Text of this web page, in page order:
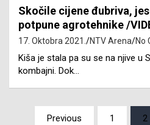
Skočile cijene đubriva,
potpune agrotehnike /
17. Oktobra 2021. NTV Arena No
Kiša je stala pa su se na njive u
kombajni. Dok…
PostsPrevious 1 2